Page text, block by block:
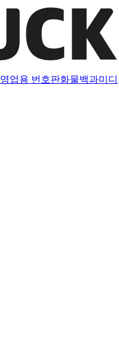
영업용 번호판화물백과미디